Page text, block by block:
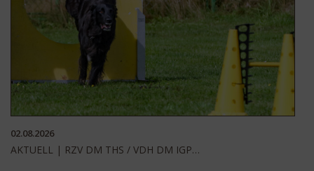
02.08.2026
AKTUELL | RZV DM THS / VDH DM IGP…